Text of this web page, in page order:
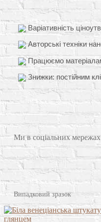
Варіативність
Авторські техніки
Працюємо
Знижки: постійним
Ми в соціальних мережах
Випадковий зразок